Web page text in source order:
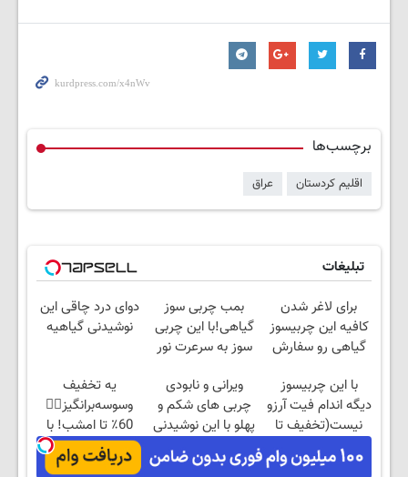
برچسب‌ها
اقلیم کردستان عراق
تبلیغات
برای لاغر شدن
کافیه این چربیسوز
گیاهی رو سفارش
امشب)
بمب چربی سوز
گیاهی!با این چربی
سوز به سرعرت نور
بهداشت
دوای درد چاقی این
نوشیدنی گیاهیه
با این چربیسوز
دیگه اندام فیت آرزو
نیست(تخفیف تا
امشب)
ویرانی و نابودی
چربی های شکم و
پهلو با این نوشیدنی
یه تخفیف
وسوسه‌برانگیز👈🏻
60٪ تا امشب! با
چربیسوز گیاهی
آسون لاغر شو